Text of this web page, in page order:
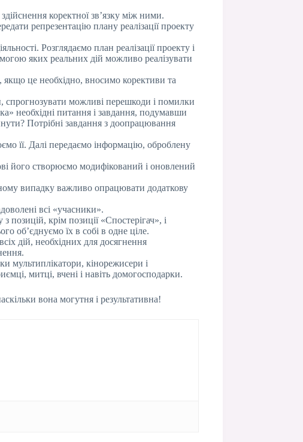
коректної зв’язку між ними.
репрезентацію плану реалізації проекту
Розглядаємо план реалізації проекту і
яких реальних дій можливо реалізувати
це необхідно, вносимо корективи та
можливі перешкоди і помилки
необхідні питання і завдання, подумавши
Потрібні завдання з доопрацювання
її. Далі передаємо інформацію, оброблену
його створюємо модифікований і оновлений
випадку важливо опрацювати додаткову
всі «учасники».
крім позиції «Спостерігач», і
об’єднуємо їх в собі в одне ціле.
дій, необхідних для досягнення
мультиплікатори, кінорежисери і
митці, вчені і навіть домогосподарки.
вона могутня і результативна!